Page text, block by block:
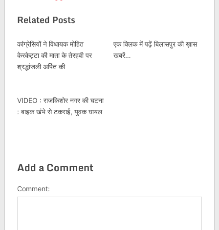
Related Posts
कांग्रेसियों ने विधायक मोहित
केरकेट्टा की माता के तेरहवी पर
श्रद्धांजली अर्पित की
एक क्लिक में पढ़ें बिलासपुर की ख़ास
खबरें…
VIDEO : राजकिशोर नगर की घटना
: बाइक खंंभे से टकराई, युवक घायल
Add a Comment
Comment: